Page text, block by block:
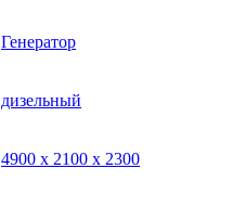
Генератор
дизельный
4900 х 2100 х 2300